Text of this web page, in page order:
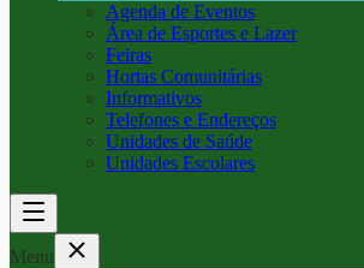
Agenda de Eventos
Área de Esportes e Lazer
Feiras
Hortas Comunitárias
Informativos
Telefones e Endereços
Unidades de Saúde
Unidades Escolares
Menu